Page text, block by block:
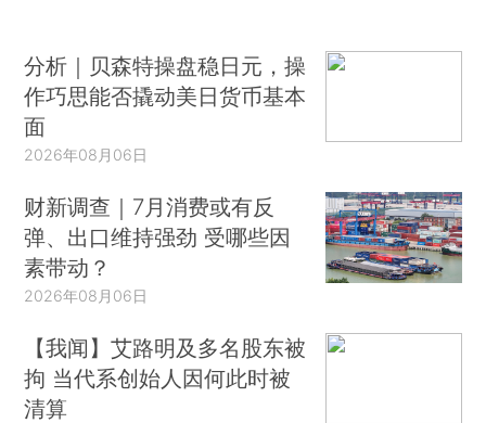
分析｜贝森特操盘稳日元，操
作巧思能否撬动美日货币基本
面
2026年08月06日
财新调查｜7月消费或有反
弹、出口维持强劲 受哪些因
素带动？
2026年08月06日
【我闻】艾路明及多名股东被
拘 当代系创始人因何此时被
清算